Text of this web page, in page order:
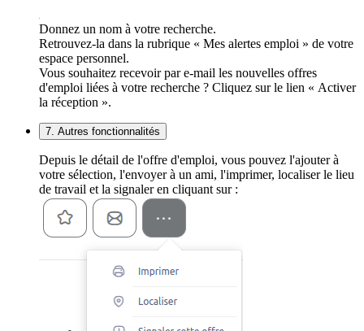
Donnez un nom à votre recherche.
Retrouvez-la dans la rubrique « Mes alertes emploi » de votre
espace personnel.
Vous souhaitez recevoir par e-mail les nouvelles offres
d'emploi liées à votre recherche ? Cliquez sur le lien « Activer
la réception ».
7. Autres fonctionnalités
Depuis le détail de l'offre d'emploi, vous pouvez l'ajouter à
votre sélection, l'envoyer à un ami, l'imprimer, localiser le lieu
de travail et la signaler en cliquant sur :